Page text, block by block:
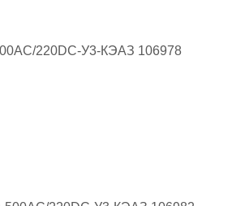
220DC-У3-КЭАЗ 106978